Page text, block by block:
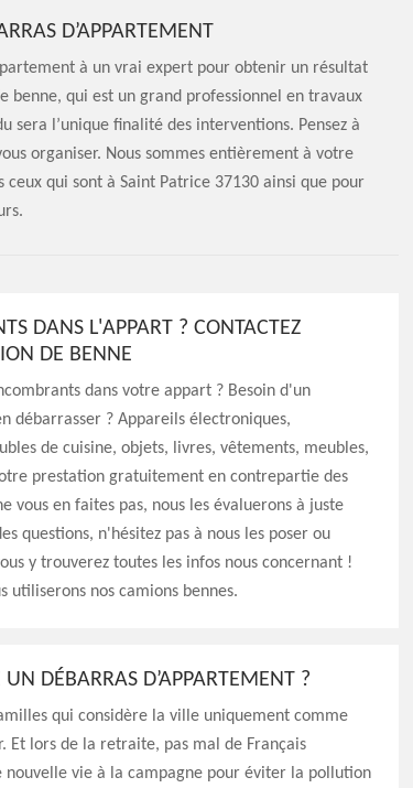
D’APPARTEMENT
à un vrai expert pour obtenir un résultat
benne, qui est un grand professionnel en travaux
sera l’unique finalité des interventions. Pensez à
organiser. Nous sommes entièrement à votre
qui sont à Saint Patrice 37130 ainsi que pour
DANS L'APPART ? CONTACTEZ
DE BENNE
dans votre appart ? Besoin d'un
débarrasser ? Appareils électroniques,
de cuisine, objets, livres, vêtements, meubles,
prestation gratuitement en contrepartie des
vous en faites pas, nous les évaluerons à juste
questions, n'hésitez pas à nous les poser ou
y trouverez toutes les infos nous concernant !
utiliserons nos camions bennes.
DÉBARRAS D’APPARTEMENT ?
qui considère la ville uniquement comme
Et lors de la retraite, pas mal de Français
nouvelle vie à la campagne pour éviter la pollution